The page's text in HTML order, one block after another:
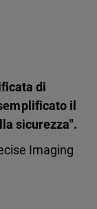
di
il
sicurezza".
Imaging